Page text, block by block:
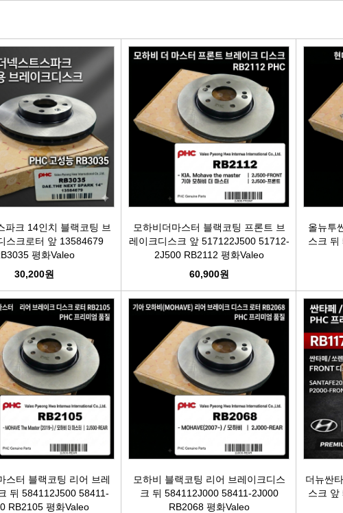
레]
]
]
필터]
라]
스]
클러치마스타[대철]
오페라실린더[대철]
로어암/어퍼암[동남]
어시스트암[동남]
로어암/어퍼암[재제조품]
허브베어링
쇼바마운트
어시스트암 [유림]
볼쪼인트
활대링크-CTR-
어시스트암 -CTR-
타이로드엔드-유림-
베스핏츠패드
홍성브레이크패드
싸이드라이닝
브레이크디스크[평화]
브레이크디스크[금강]
금강KGC튜닝디스크
외제차튜닝디스크KGC
브레이크캘리퍼[평화]
브레이크휠실린더[대철]
브레이크마스터[대철]
브레이크안전실린더
슈라이닝스프링세트
에어컨콤프[신품/재생]
써모스탯
오일쿨러
연료펌프[베파/대화]
PM센서
산소센서
연료필터[모비스순정품]
연료필터[보쉬/델파이]
연료필터[서흥/평화PHC]
보쉬인젝터/고압펌프
에어컨콘덴샤[한라/두원]
오일필터[순정품]
점
플러
파크 14인치 블랙코팅 브
스크로터 앞 13584679
평화Valeo
30,200원
모하비더마스터 블랙코팅 프론트 브
레이크디스크 앞 517122J500 51712-
2J500 RB2112 평화Valeo
60,900원
올뉴투
스크 뒤
스터 블랙코팅 리어 브레
뒤 584112J500 58411-
RB2105 평화Valeo
모하비 블랙코팅 리어 브레이크디스
크 뒤 584112J000 58411-2J000
RB2068 평화Valeo
더뉴싼
스크 앞